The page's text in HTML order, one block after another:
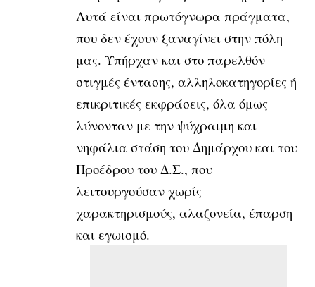
Αυτά είναι πρωτόγνωρα πράγματα,
που δεν έχουν ξαναγίνει στην πόλη
μας. Υπήρχαν και στο παρελθόν
στιγμές έντασης, αλληλοκατηγορίες ή
επικριτικές εκφράσεις, όλα όμως
λύνονταν με την ψύχραιμη και
νηφάλια στάση του Δημάρχου και του
Προέδρου του Δ.Σ., που
λειτουργούσαν χωρίς
χαρακτηρισμούς, αλαζονεία, έπαρση
και εγωισμό.